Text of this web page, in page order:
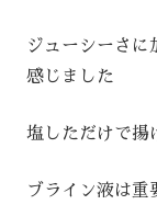
ジューシーさに
感じました
塩しただけで揚
ブライン液は重